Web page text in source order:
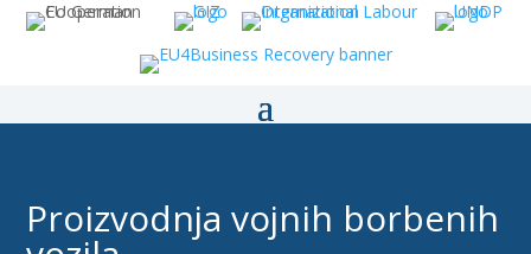
Proizvodnja vojnih borbenih